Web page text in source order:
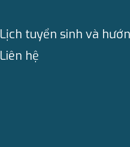
Lịch tuyển sinh và
Liên hệ